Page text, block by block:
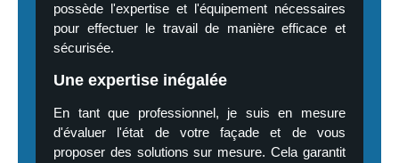
possède l'expertise et l'équipement nécessaires
pour effectuer le travail de manière efficace et
sécurisée.
Une expertise inégalée
En tant que professionnel, je suis en mesure
d'évaluer l'état de votre façade et de vous
proposer des solutions sur mesure. Cela garantit